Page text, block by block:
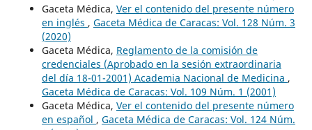
Gaceta Médica, Ver el contenido del presente número
en inglés , Gaceta Médica de Caracas: Vol. 128 Núm. 3
(2020)
Gaceta Médica, Reglamento de la comisión de
credenciales (Aprobado en la sesión extraordinaria
del día 18-01-2001) Academia Nacional de Medicina ,
Gaceta Médica de Caracas: Vol. 109 Núm. 1 (2001)
Gaceta Médica, Ver el contenido del presente número
en español , Gaceta Médica de Caracas: Vol. 124 Núm.